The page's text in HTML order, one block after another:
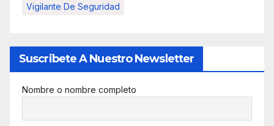
Vigilante De Seguridad
Suscribete A Nuestro Newsletter
Nombre o nombre completo